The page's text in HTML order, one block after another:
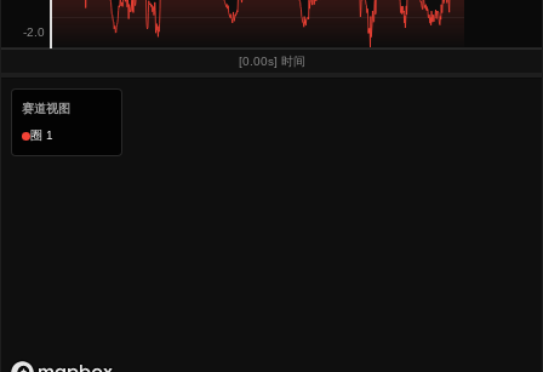
-2.0
[0.00s] 时间
赛道视图
圈 1